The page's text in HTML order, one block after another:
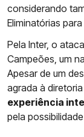
considerando
Eliminatórias
Pela Inter, o
Campeões, um
Apesar de um
agrada à
experiência
pela